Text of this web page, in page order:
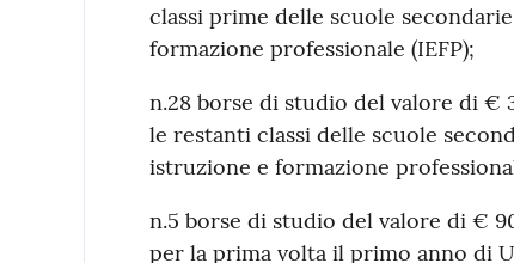
classi prime delle scuole
formazione professionale (IEFP);
n.28 borse di studio del valore di
le restanti classi delle scuole
istruzione e formazione
n.5 borse di studio del valore di €
per la prima volta il primo anno di